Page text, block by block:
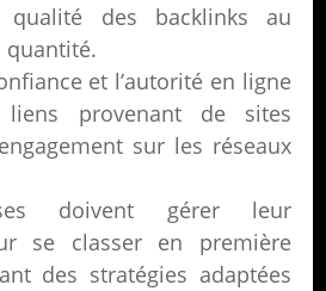
qualité des backlinks au
quantité.
et l’autorité en ligne
provenant de sites
sur les réseaux
doivent gérer leur
se classer en première
des stratégies adaptées